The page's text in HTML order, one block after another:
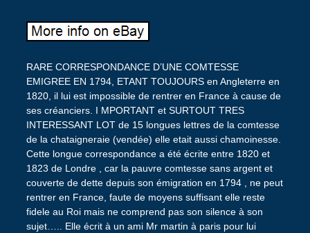
RARE CORRESPONDANCE D’UNE COMTESSE
EMIGREE EN 1794, ETANT TOUJOURS en Angleterre en
1820, il lui est impossible de rentrer en France à cause de
ses créanciers. I MPORTANT et SURTOUT TRES
INTERESSANT LOT de 15 longues lettres de la comtesse
de la chataigneraie (vendée) elle etait aussi chamoinesse.
Cette longue correspondance a été écrite entre 1820 et
1823 de Londre , car la pauvre comtesse sans argent et
couverte de dette depuis son émigration en 1794 , ne peut
rentrer en France, faute de moyens suffisant elle reste
fidele au Roi mais ne comprend pas son silence à son
sujet….. Elle écrit à un ami Mr martin à paris pour lui